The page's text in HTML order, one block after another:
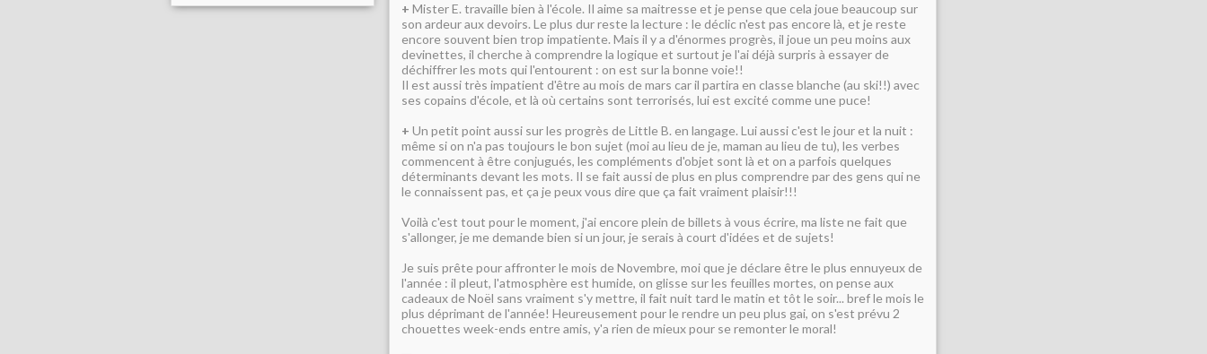
+ Mister E. travaille bien à l'école. Il aime sa maitresse et je pense que cela joue beaucoup sur
son ardeur aux devoirs. Le plus dur reste la lecture : le déclic n'est pas encore là, et je reste
encore souvent bien trop impatiente. Mais il y a d'énormes progrès, il joue un peu moins aux
devinettes, il cherche à comprendre la logique et surtout je l'ai déjà surpris à essayer de
déchiffrer les mots qui l'entourent : on est sur la bonne voie!!
Il est aussi très impatient d'être au mois de mars car il partira en classe blanche (au ski!!) avec
ses copains d'école, et là où certains sont terrorisés, lui est excité comme une puce!
+ Un petit point aussi sur les progrès de Little B. en langage. Lui aussi c'est le jour et la nuit :
même si on n'a pas toujours le bon sujet (moi au lieu de je, maman au lieu de tu), les verbes
commencent à être conjugués, les compléments d'objet sont là et on a parfois quelques
déterminants devant les mots. Il se fait aussi de plus en plus comprendre par des gens qui ne
le connaissent pas, et ça je peux vous dire que ça fait vraiment plaisir!!!
Voilà c'est tout pour le moment, j'ai encore plein de billets à vous écrire, ma liste ne fait que
s'allonger, je me demande bien si un jour, je serais à court d'idées et de sujets!
Je suis prête pour affronter le mois de Novembre, moi que je déclare être le plus ennuyeux de
l'année : il pleut, l'atmosphère est humide, on glisse sur les feuilles mortes, on pense aux
cadeaux de Noël sans vraiment s'y mettre, il fait nuit tard le matin et tôt le soir... bref le mois le
plus déprimant de l'année! Heureusement pour le rendre un peu plus gai, on s'est prévu 2
chouettes week-ends entre amis, y'a rien de mieux pour se remonter le moral!